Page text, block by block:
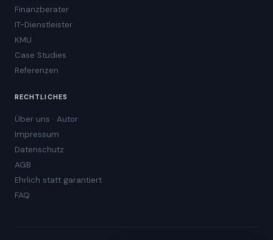
Finanzberater
IT-Dienstleister
KMU
Case Studies
Referenzen
RECHTLICHES
Über uns · Autor
Impressum
Datenschutz
AGB
Ehrlich statt garantiert
FAQ